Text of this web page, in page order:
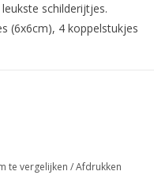
schilderijtjes.
(6x6cm), 4 koppelstukjes
te vergelijken /Afdrukken